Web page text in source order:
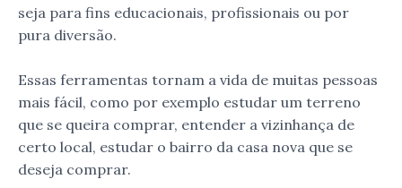
seja para fins educacionais, profissionais ou por
pura diversão.
Essas ferramentas tornam a vida de muitas pessoas
mais fácil, como por exemplo estudar um terreno
que se queira comprar, entender a vizinhança de
certo local, estudar o bairro da casa nova que se
deseja comprar.